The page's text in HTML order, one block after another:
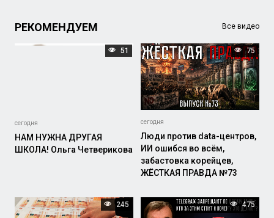
РЕКОМЕНДУЕМ Все видео
51
сегодня
НАМ НУЖНА ДРУГАЯ
ШКОЛА! Ольга Четверикова
75
сегодня
Люди против data-центров,
ИИ ошибся во всём,
забастовка корейцев,
ЖЁСТКАЯ ПРАВДА №73
245 475